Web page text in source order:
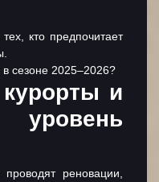
кто предпочитает
сезоне 2025–2026?
и
реновации,